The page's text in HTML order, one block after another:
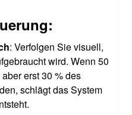
: Verfolgen Sie visuell,
wird. Wenn 50
erst 30 % des
schlägt das System